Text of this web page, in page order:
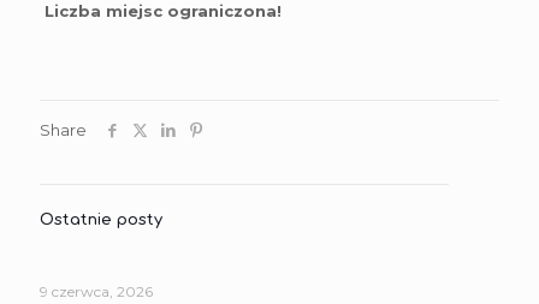
Liczba miejsc ograniczona!
Share
Ostatnie posty
9 czerwca, 2026